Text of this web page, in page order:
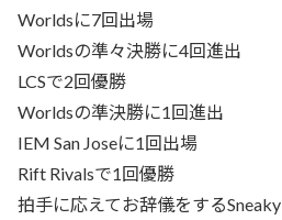
Worldsに7回出場
Worldsの準々決勝に4回進出
LCSで2回優勝
Worldsの準決勝に1回進出
IEM San Joseに1回出場
Rift Rivalsで1回優勝
拍手に応えてお辞儀をするSneaky